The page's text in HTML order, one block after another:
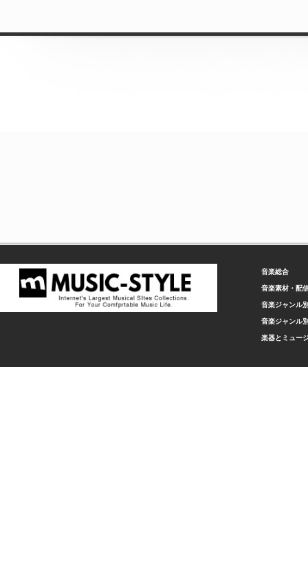
音楽総合
音楽素材・配
音楽ジャンル
音楽ジャンル
楽器とミュー